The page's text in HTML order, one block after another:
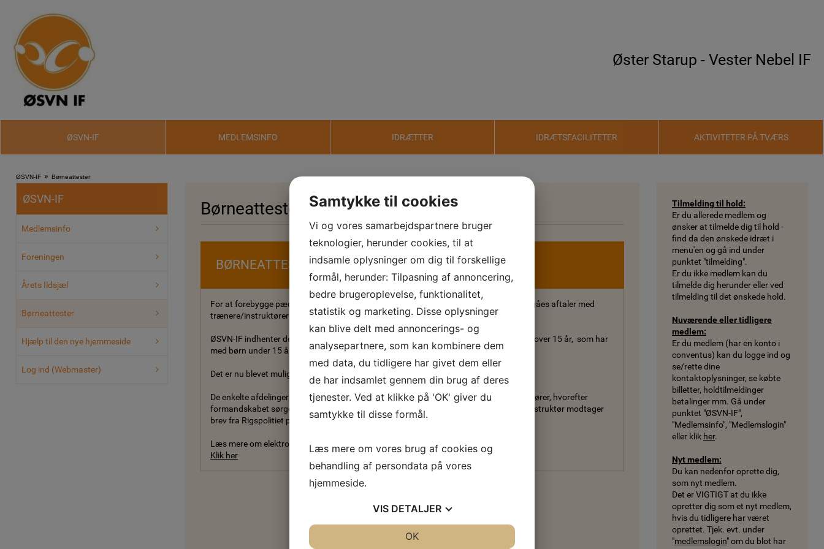
Øster Starup - Vester Nebel IF
ØSVN-IF MEDLEMSINFO IDRÆTTER IDRÆTSFACILITETER AKTIVITETER PÅ TVÆRS
ØSVN-IF » Børneattester
ØSVN-IF
Medlemsinfo
Foreningen
Årets Ildsjæl
Børneattester
Hjælp til den nye hjemmeside
Log ind (Webmaster)
Børneattester
BØRNEATTESTER HENTES ELEKTRONISK
For at forebygge pædofili har foreninger pligt til at indhente børneattester, når der indgåes aftaler med
trænere/instruktører og andre med lederansvar for børn og unge under 15 år.
ØSVN-IF indhenter derfor børneattester for alle vores trænere/ledere/instruktører mv. over 15 år, som har
med børn under 15 år at gøre
Det er nu blevet muligt elektronisk at hente børneattester.
De enkelte afdelinger sørger for at indhente Navn og CPR.nr på deres trænere/instruktører, hvorefter
formandskabet sørge for at rekvirere børneattesten elektronisk. Den enkelte træner/instruktør modtager
brev fra Rigspolitiet pr. digital post, som de bedes godkende med NemId
Læs mere om elektronisk indhentning af børneattest:
Klik her
Tilmelding til hold:
Er du allerede medlem og
ønsker at tilmelde dig til hold -
find da den ønskede idræt i
menu'en og gå ind under
punktet "tilmelding".
Er du ikke medlem kan du
tilmelde dig herunder eller ved
tilmelding til det ønskede hold.
Nuværende eller tidligere
medlem:
Er du medlem (har en konto i
conventus) kan du logge ind og
se/rette dine
kontaktoplysninger, se købte
billetter, holdtilmeldinger
betalinger mm. Gå under
punktet "ØSVN-IF",
"Medlemsinfo", "Medlemslogin"
eller klik her.
Nyt medlem:
Du kan nedenfor oprette dig,
som nyt medlem.
Det er VIGTIGT at du ikke
opretter dig som et nyt medlem,
hvis du tidligere har været
oprettet. Tjek. evt. under
"medlemslogin" om du blot har
Samtykke til cookies
Vi og vores samarbejdspartnere bruger
teknologier, herunder cookies, til at
indsamle oplysninger om dig til forskellige
formål, herunder: Tilpasning af annoncering,
bedre brugeroplevelse, funktionalitet,
statistik og marketing. Disse oplysninger
kan blive delt med annoncerings- og
analysepartnere, som kan kombinere dem
med data, du tidligere har givet dem eller
de har indsamlet gennem din brug af deres
tjenester. Ved at klikke på 'OK' giver du
samtykke til disse formål.
Læs mere om vores brug af cookies og
behandling af persondata på vores
hjemmeside.
VIS DETALJER
OK